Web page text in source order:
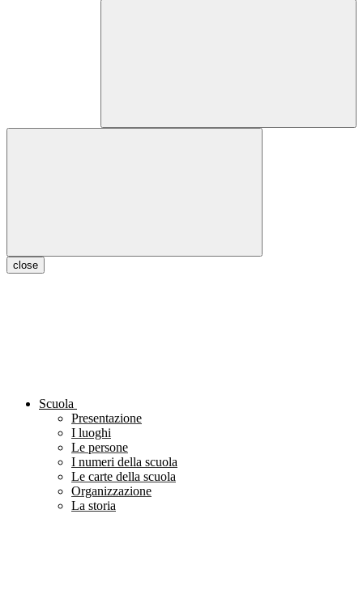
close
Scuola
Presentazione
I luoghi
Le persone
I numeri della scuola
Le carte della scuola
Organizzazione
La storia